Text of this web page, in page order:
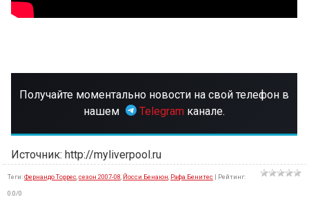
Получайте моментально новости на свой телефон в
нашем
Telegram канале.
Источник: http://myliverpool.ru
Теги:Фернандо Торрес сезон 2007-08 Йосси Бенаюн Рафа Бенитес | Рейтинг:
0.0/0